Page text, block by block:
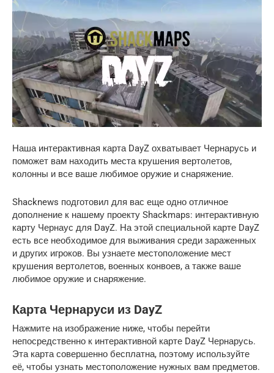
Наша интерактивная карта DayZ охватывает Чернарусь и
поможет вам находить места крушения вертолетов,
колонны и все ваше любимое оружие и снаряжение.
Shacknews подготовил для вас еще одно отличное
дополнение к нашему проекту Shackmaps: интерактивную
карту Чернаус для DayZ. На этой специальной карте DayZ
есть все необходимое для выживания среди зараженных
и других игроков. Вы узнаете местоположение мест
крушения вертолетов, военных конвоев, а также ваше
любимое оружие и снаряжение.
Карта Чернаруси из DayZ
Нажмите на изображение ниже, чтобы перейти
непосредственно к интерактивной карте DayZ Чернарусь.
Эта карта совершенно бесплатна, поэтому используйте
её, чтобы узнать местоположение нужных вам предметов.